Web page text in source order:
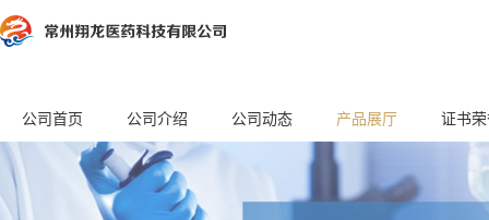
公司首页 公司介绍 公司动态 产品展厅 证书